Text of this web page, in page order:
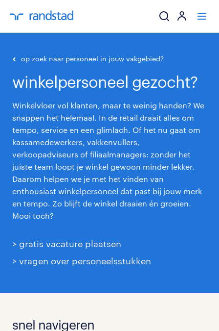
ik zoek een
werkgevers
mijn carrière
over randstad
op zoek naar personeel in jouw vakgebied?
winkelpersoneel gezocht?
Winkelvloer vol klanten, maar te weinig handen? We
snappen het helemaal. In de retail draait alles om
tempo, service en een glimlach. Of het nu gaat om
kassamedewerkers, vakkenvullers,
verkoopadviseurs of filiaalmanagers: zonder het
juiste team loopt je winkel gewoon minder lekker.
Daarom helpen we je met het vinden van
enthousiast winkelpersoneel dat past bij jouw merk
en tempo. Zo blijft de winkel draaien én groeien.
Mooi toch?
> gratis vacature plaatsen
> vragen over personeelsstukken
snel navigeren